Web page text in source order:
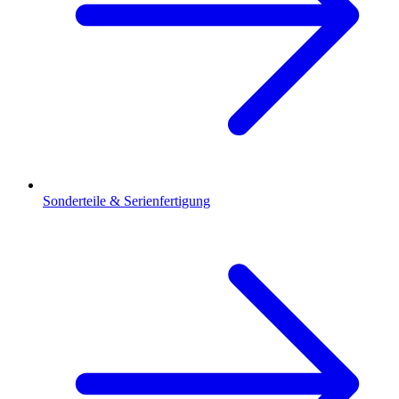
Sonderteile & Serienfertigung